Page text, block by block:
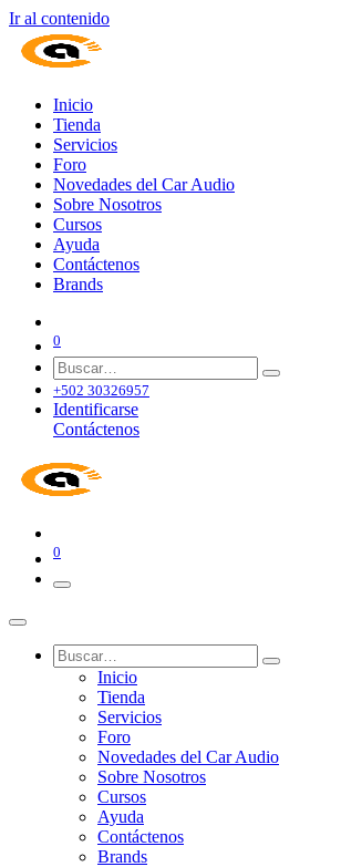
Ir al contenido
Inicio
Tienda
Servicios
Foro
Novedades del Car Audio
Sobre Nosotros
Cursos
Ayuda
Contáctenos
Brands
0
+502 30326957
Identificarse
Contáctenos
0
Inicio
Tienda
Servicios
Foro
Novedades del Car Audio
Sobre Nosotros
Cursos
Ayuda
Contáctenos
Brands